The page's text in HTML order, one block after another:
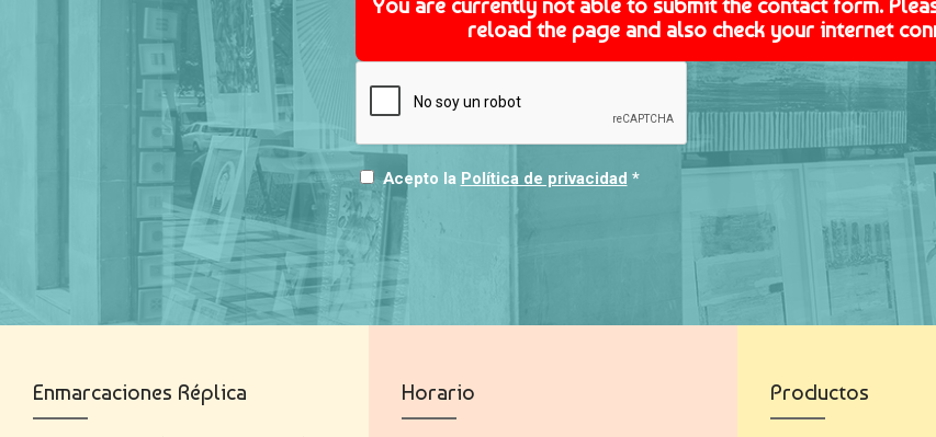
You are currently not able to submit the contact form.
reload the page and also check your internet
Acepto la Política de privacidad *
Enmarcaciones Réplica Horario Productos